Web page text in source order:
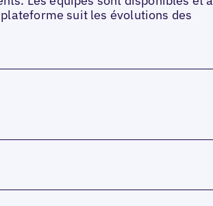
suit les évolutions des